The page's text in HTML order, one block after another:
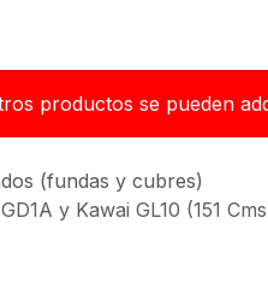
productos se pueden
(fundas y cubres)
y Kawai GL10 (151